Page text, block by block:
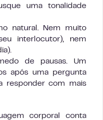
uma tonalidade
natural. Nem muito
interlocutor), nem
de pausas. Um
após uma pergunta
responder com mais
corporal conta